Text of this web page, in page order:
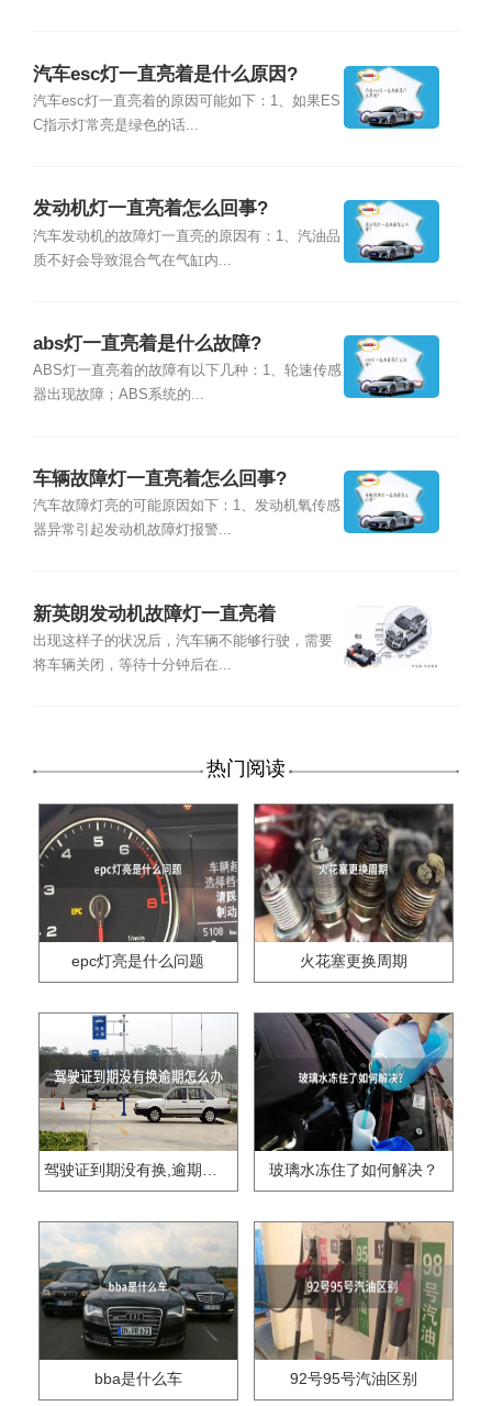
汽车esc灯一直亮着是什么原因?
汽车esc灯一直亮着的原因可能如下：1、如果ES
C指示灯常亮是绿色的话...
发动机灯一直亮着怎么回事?
汽车发动机的故障灯一直亮的原因有：1、汽油品
质不好会导致混合气在气缸内...
abs灯一直亮着是什么故障?
ABS灯一直亮着的故障有以下几种：1、轮速传感
器出现故障；ABS系统的...
车辆故障灯一直亮着怎么回事?
汽车故障灯亮的可能原因如下：1、发动机氧传感
器异常引起发动机故障灯报警...
新英朗发动机故障灯一直亮着
出现这样子的状况后，汽车辆不能够行驶，需要
将车辆关闭，等待十分钟后在...
热门阅读
epc灯亮是什么问题 火花塞更换周期
驾驶证到期没有换,逾期怎么办?? 玻璃水冻住了如何解决？
bba是什么车 92号95号汽油区别